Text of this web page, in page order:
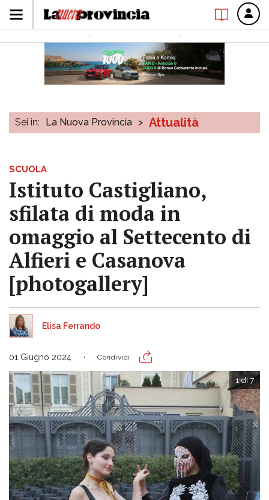
Sei in: La Nuova Provincia > Attualità
SCUOLA
Istituto Castigliano,
sfilata di moda in
omaggio al Settecento di
Alfieri e Casanova
[photogallery]
Elisa Ferrando
01 Giugno 2024 Condividi
1 di 7